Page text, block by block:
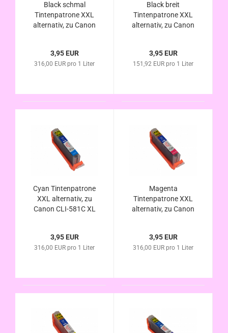
Black schmal
Tintenpatrone XXL
alternativ, zu Canon
3,95 EUR
316,00 EUR pro 1 Liter
Black breit
Tintenpatrone XXL
alternativ, zu Canon
3,95 EUR
151,92 EUR pro 1 Liter
Cyan Tintenpatrone
XXL alternativ, zu
Canon CLI-581C XL
3,95 EUR
316,00 EUR pro 1 Liter
Magenta
Tintenpatrone XXL
alternativ, zu Canon
3,95 EUR
316,00 EUR pro 1 Liter